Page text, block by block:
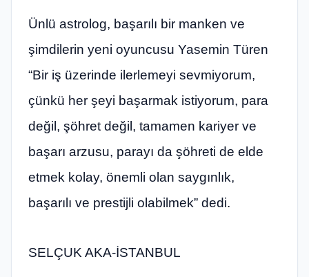
Ünlü astrolog, başarılı bir manken ve
şimdilerin yeni oyuncusu Yasemin Türen
“Bir iş üzerinde ilerlemeyi sevmiyorum,
çünkü her şeyi başarmak istiyorum, para
değil, şöhret değil, tamamen kariyer ve
başarı arzusu, parayı da şöhreti de elde
etmek kolay, önemli olan saygınlık,
başarılı ve prestijli olabilmek” dedi.
SELÇUK AKA-İSTANBUL